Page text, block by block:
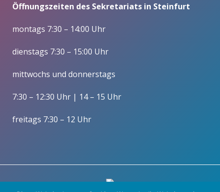
Öffnungszeiten des Sekretariats in Steinfurt
montags 7:30 – 14:00 Uhr
dienstags 7:30 – 15:00 Uhr
mittwochs und donnerstags
7:30 – 12:30 Uhr | 14 – 15 Uhr
freitags 7:30 – 12 Uhr